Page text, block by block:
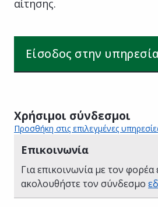
αίτησης.
Είσοδος στην
Χρήσιμοι σύνδεσμοι
Προσθήκη στις επιλεγμένες
Επικοινωνία
Για επικοινωνία με τον
ακολουθήστε τον σύνδεσμο